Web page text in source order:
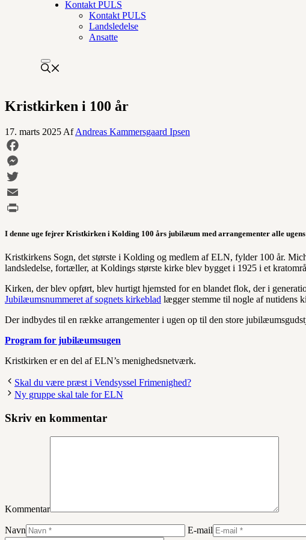
Kontakt PULS
Kontakt PULS
Landsledelse
Ansatte
Kristkirken i 100 år
17. marts 2025 AfAndreas Kammersgaard Ipsen
Facebook
Messenger
Twitter
Email
I denne uge fejrer Kristkirken i Kolding 100 års jubilæum med arrangementer alle
Kristkirkens Sogn, det største i Kolding og medlem af ELN, fylder 100 år.
landsledelse, fortæller, at Koldings største kirke blev bygget i 1925 i et
Kirken, der blev opført, blev hurtigt hjemsted for en blandet flok, der i
Jubilæumsnummeret af sognets kirkeblad lægger stemme til nogle af nutidens
Der indbydes til en række arrangementer i ugen op til den store
Program for jubilæumsugen
Kristkirken er en del af ELN’s menighedsnetværk.
Skal du være præst i Vendsyssel Frimenighed?
Ny gruppe skal tale for ELN
Skriv en kommentar
Kommentar
Navn E-mail